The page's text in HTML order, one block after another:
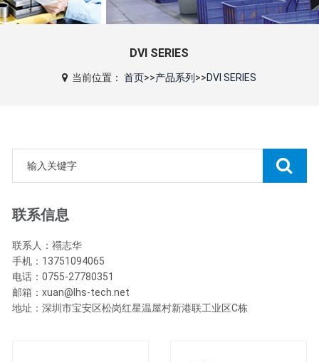
DVI SERIES
当前位置：首页>>产品系列 >>DVI SERIES
联系信息
联系人：禤志华
手机：13751094065
电话：0755-27780351
邮箱：xuan@lhs-tech.net
地址：深圳市宝安区松岗红星温屋村新港联工业区C栋